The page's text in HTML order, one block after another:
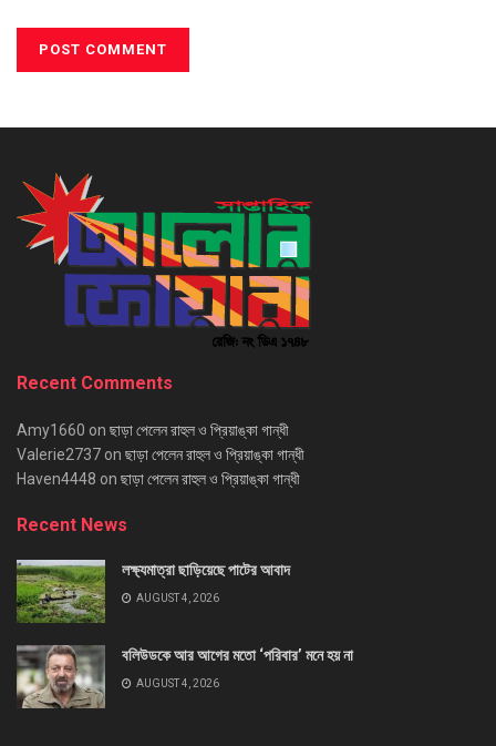
Recent Comments
Amy1660 on ছাড়া পেলেন রাহুল ও প্রিয়াঙ্কা গান্ধী
Valerie2737 on ছাড়া পেলেন রাহুল ও প্রিয়াঙ্কা গান্ধী
Haven4448 on ছাড়া পেলেন রাহুল ও প্রিয়াঙ্কা গান্ধী
Recent News
লক্ষ্যমাত্রা ছাড়িয়েছে পাটের আবাদ
AUGUST 4, 2026
বলিউডকে আর আগের মতো ‘পরিবার’ মনে হয় না
AUGUST 4, 2026